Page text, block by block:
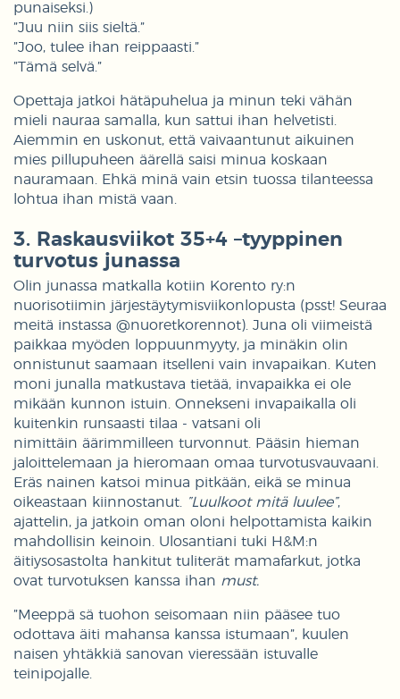
punaiseksi.)
”Juu niin siis sieltä.”
”Joo, tulee ihan reippaasti.”
”Tämä selvä.”
Opettaja jatkoi hätäpuhelua ja minun teki vähän
mieli nauraa samalla, kun sattui ihan helvetisti.
Aiemmin en uskonut, että vaivaantunut aikuinen
mies pillupuheen äärellä saisi minua koskaan
nauramaan. Ehkä minä vain etsin tuossa tilanteessa
lohtua ihan mistä vaan.
3. Raskausviikot 35+4 –tyyppinen
turvotus junassa
Olin junassa matkalla kotiin Korento ry:n
nuorisotiimin järjestäytymisviikonlopusta (psst! Seuraa
meitä instassa @nuoretkorennot). Juna oli viimeistä
paikkaa myöden loppuunmyyty, ja minäkin olin
onnistunut saamaan itselleni vain invapaikan. Kuten
moni junalla matkustava tietää, invapaikka ei ole
mikään kunnon istuin. Onnekseni invapaikalla oli
kuitenkin runsaasti tilaa - vatsani oli
nimittäin äärimmilleen turvonnut. Pääsin hieman
jaloittelemaan ja hieromaan omaa turvotusvauvaani.
Eräs nainen katsoi minua pitkään, eikä se minua
oikeastaan kiinnostanut.
”Luulkoot mitä luulee”,
ajattelin, ja jatkoin oman oloni helpottamista kaikin
mahdollisin keinoin. Ulosantiani tuki H&M:n
äitiysosastolta hankitut tuliterät mamafarkut, jotka
ovat turvotuksen kanssa ihan must.
”Meeppä sä tuohon seisomaan niin pääsee tuo
odottava äiti mahansa kanssa istumaan”, kuulen
naisen yhtäkkiä sanovan vieressään istuvalle
teinipojalle.